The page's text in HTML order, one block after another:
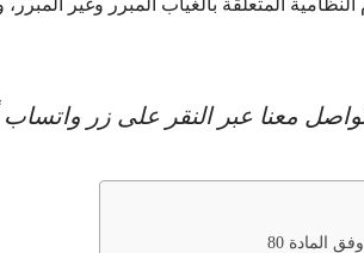
المتعلقة بالغياب المبرر وغير المبرر،
معنا عبر النقر على زر
المادة 80